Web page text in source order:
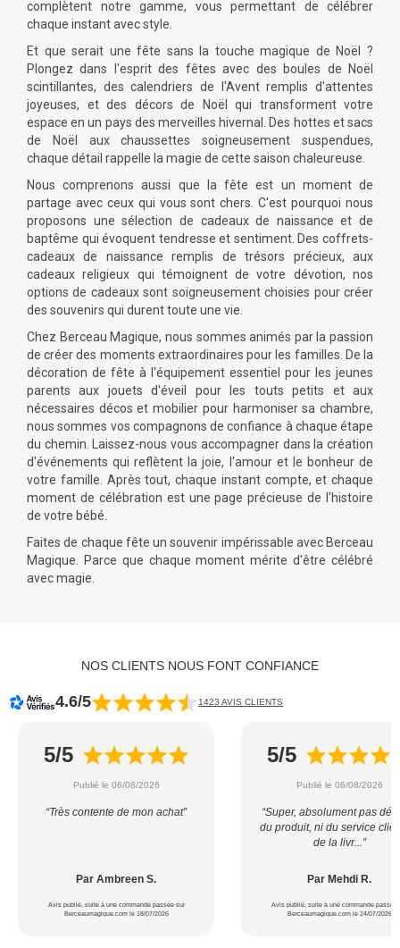
complètent notre gamme, vous permettant de célébrer
chaque instant avec style.
Et que serait unefête sans la touche magique de Noël ?
Plongez dans l'esprit des fêtesavec des boules de
Noël
scintillantes, des calendriers de l'Avent remplis d'attentes
joyeuses, et des décors de Noël qui transforment votre
espace en un pays des merveilles hivernal. Des hottes et sacs
de
Noël aux chaussettes soigneusement suspendues,
chaque détail rappelle la magie de cette saison chaleureuse.
Nous comprenons aussi que lafêteest un moment de
partage avec ceux qui vous sont chers. C'est pourquoi nous
proposons une sélection de cadeauxde naissance et de
baptême qui évoquent tendresse et sentiment. Des coffrets-
cadeaux de naissance remplis de trésors précieux, aux
cadeaux religieux qui témoignent de votre dévotion, nos
options de cadeaux sont soigneusement choisies pour créer
des souvenirs qui durent toute une vie.
Chez Berceau Magique, nous sommes animés par la passion
de créer des moments extraordinaires pour les familles. De la
décoration de fête à l'équipement essentiel pour les jeunes
parents aux jouets d'éveil pour les touts petits et aux
nécessaires décos et mobilier pour harmoniser sa chambre,
nous sommes vos compagnons de confiance à chaque étape
du chemin. Laissez-nous vous accompagner dans la création
d'événementsqui reflètent la joie, l'amour et le bonheur de
votre famille. Après tout, chaque instant compte, et chaque
moment de célébration est une page précieuse de l'histoire
de votre bébé.
Faites de chaque fête un souvenir impérissable avec Berceau
Magique. Parce que chaque moment mérite d'être célébré
avec magie.
NOS CLIENTS NOUS FONT CONFIANCE
4.6/5 1423 AVIS CLIENTS
5/5
Publié le 06/08/2026
“Très contente de mon achat”
Par Ambreen S.
Avis publié, suite à une commande passée sur
Berceaumagique.com le 18/07/2026
5/5
Publié le 06/08/2026
“Super, absolument pas
du produit, ni du service
de la livr...”
Par Mehdi R.
Avis publié, suite à une commande passée
Berceaumagique.com le 24/07/2026